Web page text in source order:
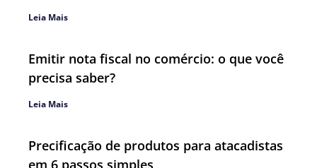
Leia Mais
Emitir nota fiscal no comércio: o que você
precisa saber?
Leia Mais
Precificação de produtos para atacadistas
em 6 passos simples